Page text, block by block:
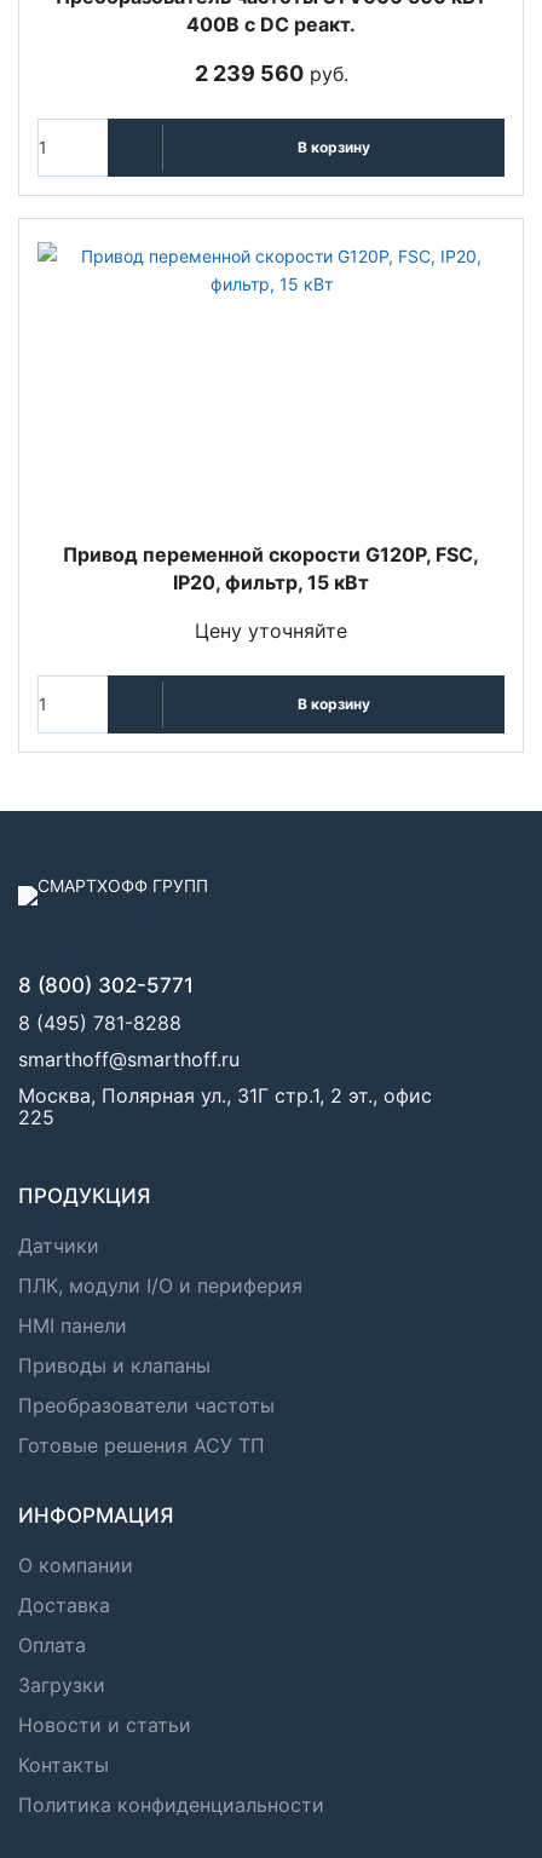
400В с DC реакт.
2 239 560руб.
В корзину
Привод переменной скорости G120P, FSC,
IP20, фильтр, 15 кВт
Цену уточняйте
В корзину
8 (800) 302-5771
8 (495) 781-8288
smarthoff@smarthoff.ru
Москва, Полярная ул., 31Г стр.1, 2 эт., офис
225
ПРОДУКЦИЯ
Датчики
ПЛК, модули I/O и периферия
HMI панели
Приводы и клапаны
Преобразователи частоты
Готовые решения АСУ ТП
ИНФОРМАЦИЯ
О компании
Доставка
Оплата
Загрузки
Новости и статьи
Контакты
Политика конфиденциальности